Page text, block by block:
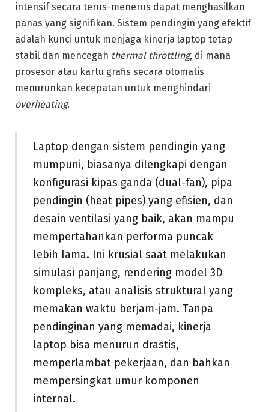
intensif secara terus-menerus dapat menghasilkan
panas yang signifikan. Sistem pendingin yang efektif
adalah kunci untuk menjaga kinerja laptop tetap
stabil dan mencegah thermal throttling, di mana
prosesor atau kartu grafis secara otomatis
menurunkan kecepatan untuk menghindari
overheating.
Laptop dengan sistem pendingin yang
mumpuni, biasanya dilengkapi dengan
konfigurasi kipas ganda (dual-fan), pipa
pendingin (heat pipes) yang efisien, dan
desain ventilasi yang baik, akan mampu
mempertahankan performa puncak
lebih lama. Ini krusial saat melakukan
simulasi panjang, rendering model 3D
kompleks, atau analisis struktural yang
memakan waktu berjam-jam. Tanpa
pendinginan yang memadai, kinerja
laptop bisa menurun drastis,
memperlambat pekerjaan, dan bahkan
mempersingkat umur komponen
internal.